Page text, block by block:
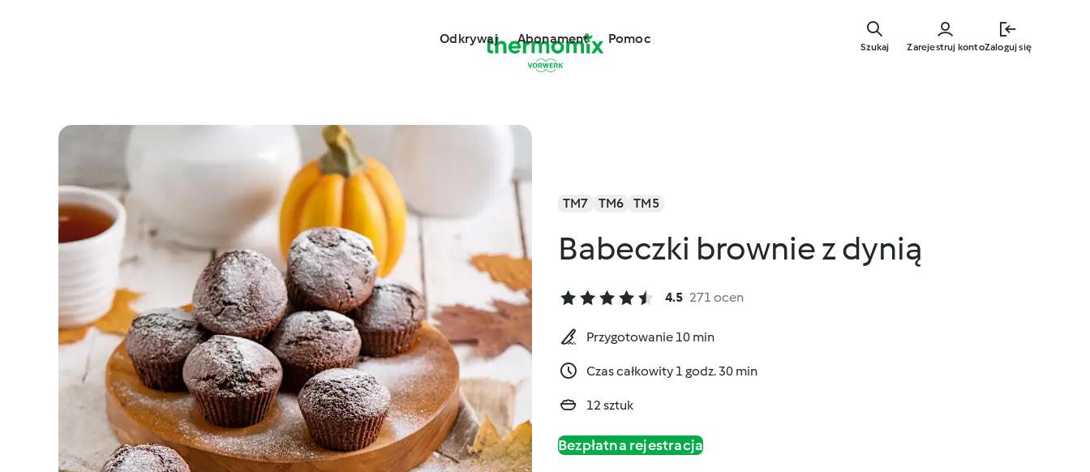
głównej
Odkrywaj Abonament Pomoc
Zarejestruj kontoZaloguj się
Szukaj
TM7 TM6 TM5
Babeczki brownie z dynią
4.5 271 ocen
Przygotowanie 10 min
Czas całkowity 1 godz. 30 min
12 sztuk
Bezpłatna rejestracja